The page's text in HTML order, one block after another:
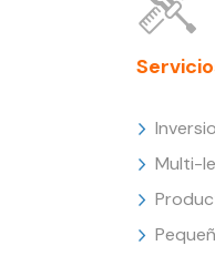
Multi-